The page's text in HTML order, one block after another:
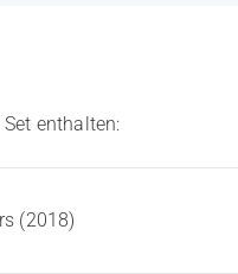
Set enthalten:
(2018)